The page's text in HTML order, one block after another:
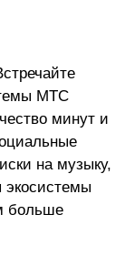
МТС
минут и
на музыку,
экосистемы
больше